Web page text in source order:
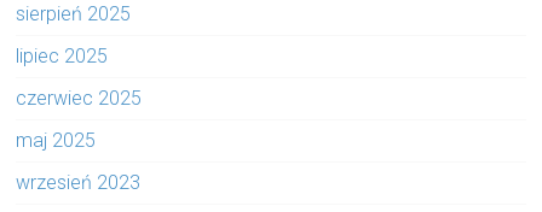
sierpień 2025
lipiec 2025
czerwiec 2025
maj 2025
wrzesień 2023